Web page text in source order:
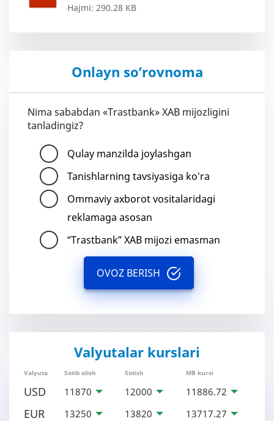
Hajmi: 290.28 KB
Onlayn so’rovnoma
Nima sababdan «Trastbank» XAB mijozligini
tanladingiz?
Qulay manzilda joylashgan
Tanishlarning tavsiyasiga ko'ra
Ommaviy axborot vositalaridagi
reklamaga asosan
“Trastbank” XAB mijozi emasman
OVOZ BERISH
Valyutalar kurslari
Valyuta Sotib olish Sotish MB kursi
USD 11870 12000 11886.72
EUR 13250 13820 13717.27